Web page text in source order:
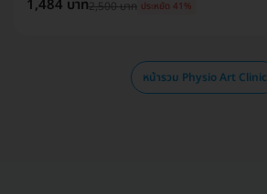
1,484 บาท2,500 บาท ประหยัด 41%
หน้ารวม Physio Art Clinic